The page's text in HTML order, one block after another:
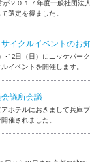
が２０１７年度一般社団法
選定を得ました。
イクルイベントのお
･12日（日）にニッケパー
イベントを開催します。
議所会議
ホテルにおきまして兵庫
催されました。